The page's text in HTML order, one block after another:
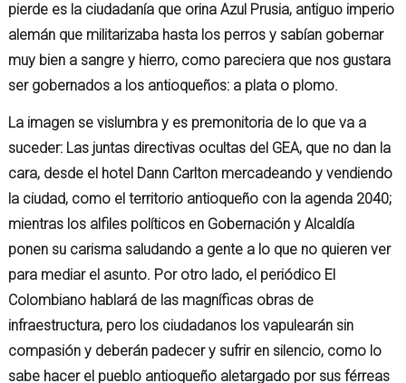
pierde es la ciudadanía que orina Azul Prusia, antiguo imperio
alemán que militarizaba hasta los perros y sabían gobernar
muy bien a sangre y hierro, como pareciera que nos gustara
ser gobernados a los antioqueños: a plata o plomo.
La imagen se vislumbra y es premonitoria de lo que va a
suceder: Las juntas directivas ocultas del GEA, que no dan la
cara, desde el hotel Dann Carlton mercadeando y vendiendo
la ciudad, como el territorio antioqueño con la agenda 2040;
mientras los alfiles políticos en Gobernación y Alcaldía
ponen su carisma saludando a gente a lo que no quieren ver
para mediar el asunto. Por otro lado, el periódico El
Colombiano hablará de las magníficas obras de
infraestructura, pero los ciudadanos los vapulearán sin
compasión y deberán padecer y sufrir en silencio, como lo
sabe hacer el pueblo antioqueño aletargado por sus férreas